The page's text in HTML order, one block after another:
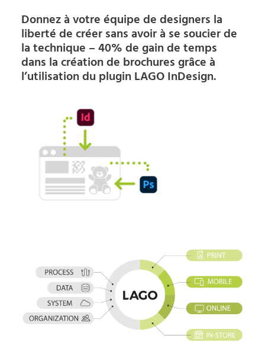
Donnez à votre équipe de designers la
liberté de créer sans avoir à se soucier de
la technique – 40% de gain de temps
dans la création de brochures grâce à
l’utilisation du plugin LAGO InDesign.